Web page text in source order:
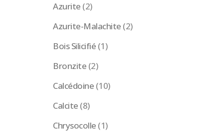
Azurite (2)
Azurite-Malachite (2)
Bois Silicifié (1)
Bronzite (2)
Calcédoine (10)
Calcite (8)
Chrysocolle (1)